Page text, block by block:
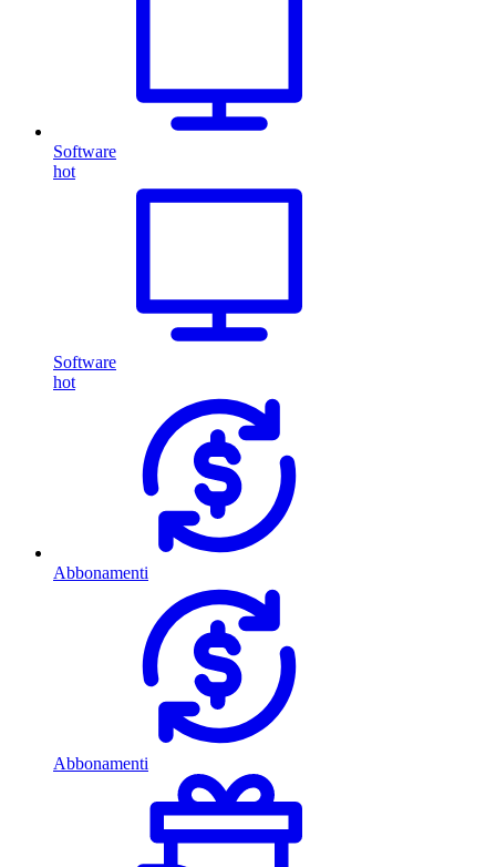
Software
hot
Software
hot
Abbonamenti
Abbonamenti